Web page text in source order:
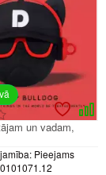
Pieejams
0101071.12
un vadam,